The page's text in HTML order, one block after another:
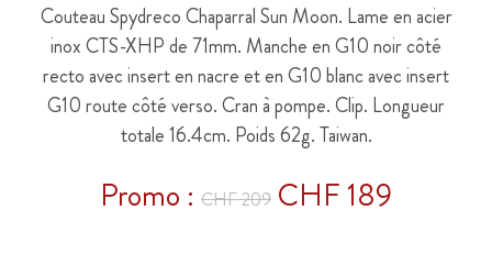
Couteau Spydreco Chaparral Sun Moon. Lame en acier
inox CTS-XHP de 71mm. Manche en G10 noir côté
recto avec insert en nacre et en G10 blanc avec insert
G10 route côté verso. Cran à pompe. Clip. Longueur
totale 16.4cm. Poids 62g. Taiwan.
Promo : CHF 209 CHF 189